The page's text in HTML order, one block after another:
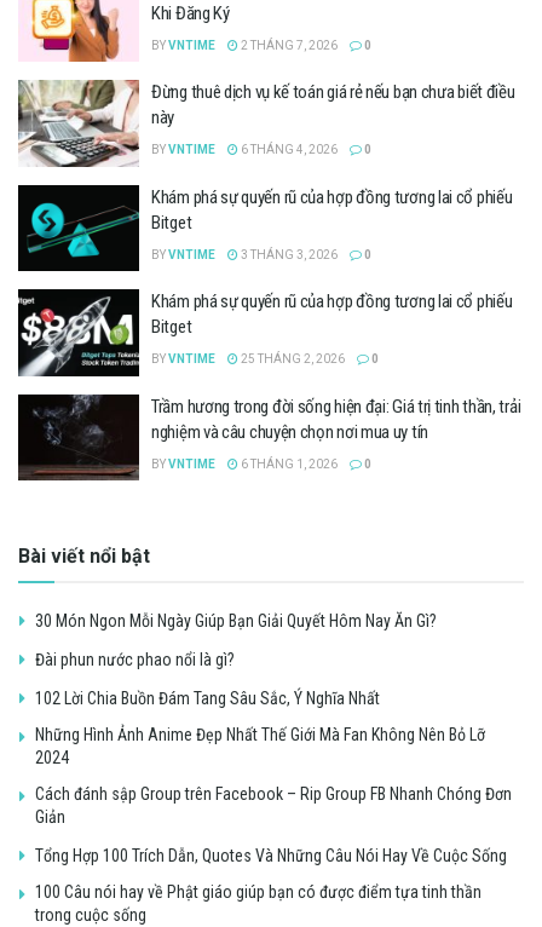
Khi Đăng Ký
BYVNTIME 2 THÁNG 7, 2026 0
Đừng thuê dịch vụ kế toán giá rẻ nếu bạn chưa biết điều
này
BYVNTIME 6 THÁNG 4, 2026 0
Khám phá sự quyến rũ của hợp đồng tương lai cổ phiếu
Bitget
BYVNTIME 3 THÁNG 3, 2026 0
Khám phá sự quyến rũ của hợp đồng tương lai cổ phiếu
Bitget
BYVNTIME 25 THÁNG 2, 2026 0
Trầm hương trong đời sống hiện đại: Giá trị tinh thần, trải
nghiệm và câu chuyện chọn nơi mua uy tín
BYVNTIME 6 THÁNG 1, 2026 0
Bài viết nổi bật
30 Món Ngon Mỗi Ngày Giúp Bạn Giải Quyết Hôm Nay Ăn Gì?
Đài phun nước phao nổi là gì?
102 Lời Chia Buồn Đám Tang Sâu Sắc, Ý Nghĩa Nhất
Những Hình Ảnh Anime Đẹp Nhất Thế Giới Mà Fan Không Nên Bỏ Lỡ
2024
Cách đánh sập Group trên Facebook – Rip Group FB Nhanh Chóng Đơn
Giản
Tổng Hợp 100 Trích Dẫn, Quotes Và Những Câu Nói Hay Về Cuộc Sống
100 Câu nói hay về Phật giáo giúp bạn có được điểm tựa tinh thần
trong cuộc sống